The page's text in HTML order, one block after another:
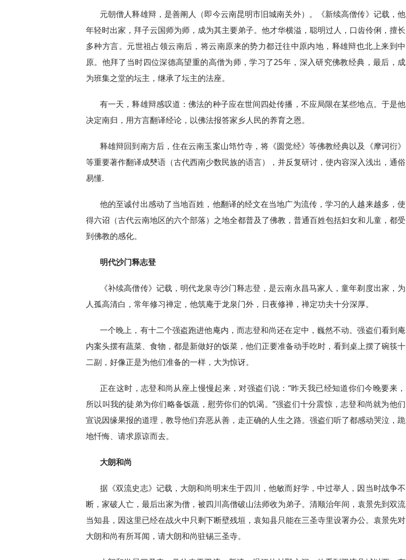
元朝僧人释雄辩，是善阐人（即今云南昆明市旧城南关外）。《新续高僧传》记载，他
年轻时出家，拜子云国师为师，成为其主要弟子。他才华横溢，聪明过人，口齿伶俐，擅长
多种方言。元世祖占领云南后，将云南原来的势力都迁往中原内地，释雄辩也北上来到中
原。他拜了当时四位深德高望重的高僧为师，学习了25年，深入研究佛教经典，最后，成
为班集之堂的坛主，继承了坛主的法座。
有一天，释雄辩感叹道：佛法的种子应在世间四处传播，不应局限在某些地点。于是他
决定南归，用方言翻译经论，以佛法报答家乡人民的养育之恩。
释雄辩回到南方后，住在云南玉案山筇竹寺，将《圆觉经》等佛教经典以及《摩诃衍》
等重要著作翻译成僰语（古代西南少数民族的语言），并反复研讨，使内容深入浅出，通俗
易懂.
他的至诚付出感动了当地百姓，他翻译的经文在当地广为流传，学习的人越来越多，使
得六诏（古代云南地区的六个部落）之地全都普及了佛教，普通百姓包括妇女和儿童，都受
到佛教的感化。
明代沙门释志登
《补续高僧传》记载，明代龙泉寺沙门释志登，是云南永昌马家人，童年剃度出家，为
人孤高清白，常年修习禅定，他筑庵于龙泉门外，日夜修禅，禅定功夫十分深厚。
一个晚上，有十二个强盗跑进他庵内，而志登和尚还在定中，巍然不动。强盗们看到庵
内案头摆有蔬菜、食物，都是新做好的饭菜，他们正要准备动手吃时，看到桌上摆了碗筷十
二副，好像正是为他们准备的一样，大为惊讶。
正在这时，志登和尚从座上慢慢起来，对强盗们说：“昨天我已经知道你们今晚要来，
所以叫我的徒弟为你们略备饭蔬，慰劳你们的饥渴。”强盗们十分震惊，志登和尚就为他们
宣说因缘果报的道理，教导他们弃恶从善，走正确的人生之路。强盗们听了都感动哭泣，跪
地忏悔、请求原谅而去。
大朗和尚
据《双流史志》记载，大朗和尚明末生于四川，他敏而好学，中过举人，因当时战争不
断，家破人亡，最后出家为僧，被四川高僧破山法师收为弟子。清顺治年间，袁景先到双流
当知县，因这里已经在战火中只剩下断壁残垣，袁知县只能在三圣寺里设署办公。袁景先对
大朗和尚有所耳闻，请大朗和尚驻锡三圣寺。